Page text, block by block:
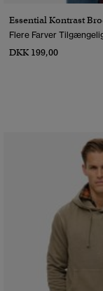
Essential Kontrast
Flere Farver
DKK 199,00